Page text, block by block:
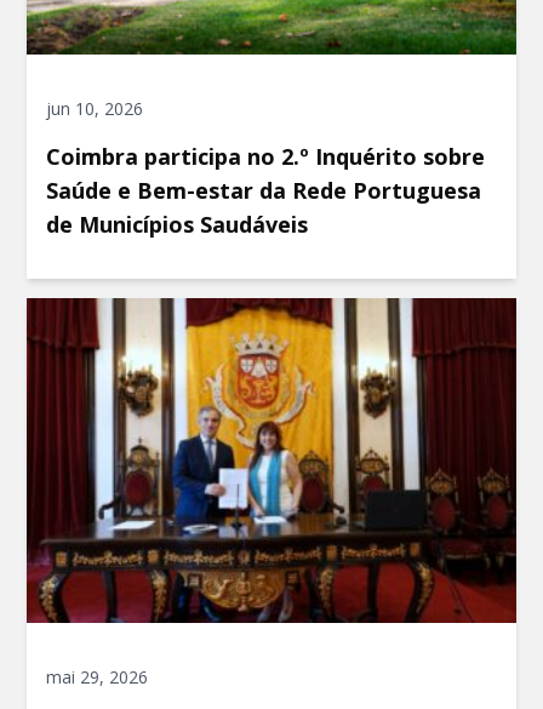
jun 10, 2026
Coimbra participa no 2.º Inquérito sobre
Saúde e Bem-estar da Rede Portuguesa
de Municípios Saudáveis
mai 29, 2026